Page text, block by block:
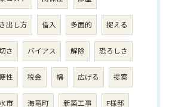
出し方 借入 多面的 捉える
さ バイアス 解除 恐ろしさ
性 税金 幅 広げる 提案
市 海竜町 新築工事 F様邸